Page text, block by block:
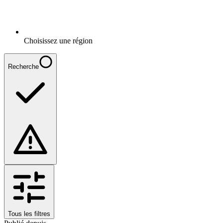
Choisissez une région
Recherche
Tous les filtres